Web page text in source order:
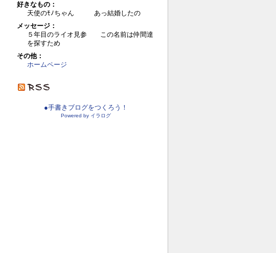
好きなもの：
天使のﾓﾉちゃん あっ結婚したの
メッセージ：
５年目のライオ見参 この名前は仲間達
を探すため
その他：
ホームページ
●手書きブログをつくろう！
Powered by イラログ